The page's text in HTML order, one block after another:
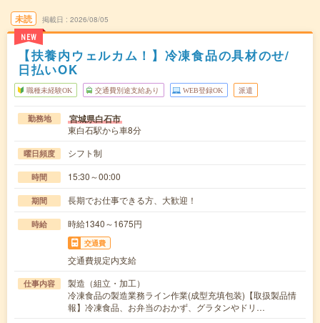
未読
NEW
掲載日 2026/08/05
【扶養内ウェルカム！】冷凍食品の具材のせ/
日払いOK
職種未経験OK 交通費別途支給あり WEB登録OK 派遣
勤務地 宮城県白石市
東白石駅から車8分
曜日頻度 シフト制
時間 15:30～00:00
期間 長期でお仕事できる方、大歓迎！
時給 時給1340～1675円
交通費
交通費規定内支給
仕事内容
製造（組立・加工）
冷凍食品の製造業務ライン作業(成型充填包装)【取扱製品情
報】冷凍食品、お弁当のおかず、グラタンやドリ…